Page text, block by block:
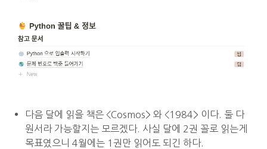
다음 달에 읽을 책은 <Cosmos> 와 <1984> 이다. 둘 다
원서라 가능할지는 모르겠다. 사실 달에 2권 꼴로 읽는게
목표였으니 4월에는 1권만 읽어도 되긴 하다.